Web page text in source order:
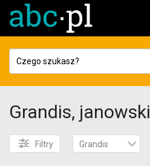
Grandis, janowski
Filtry Grandis